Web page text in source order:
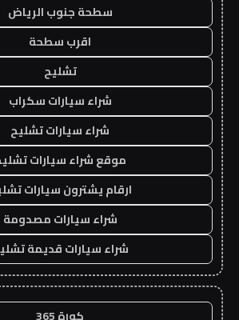
سطحة جنوب الرياض
اقرب سطحة
تشليح
شراء سيارات سكراب
شراء سيارات تشليح
موقع شراء سيارات
ارقام يشترون سيارات
شراء سيارات مصدومة
شراء سيارات قديمة